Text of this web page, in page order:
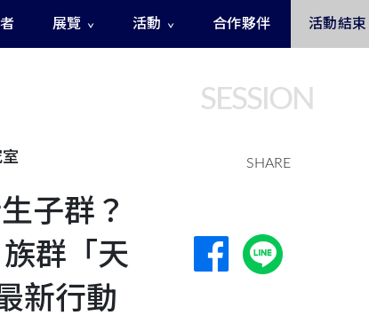
展覽 活動 合作夥伴 活動結束
SESSION
SHARE
子群？
群「天
新行動